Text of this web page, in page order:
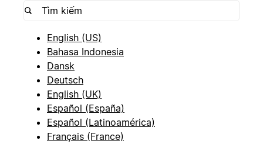
English (US)
Bahasa Indonesia
Dansk
Deutsch
English (UK)
Español (España)
Español (Latinoamérica)
Français (France)